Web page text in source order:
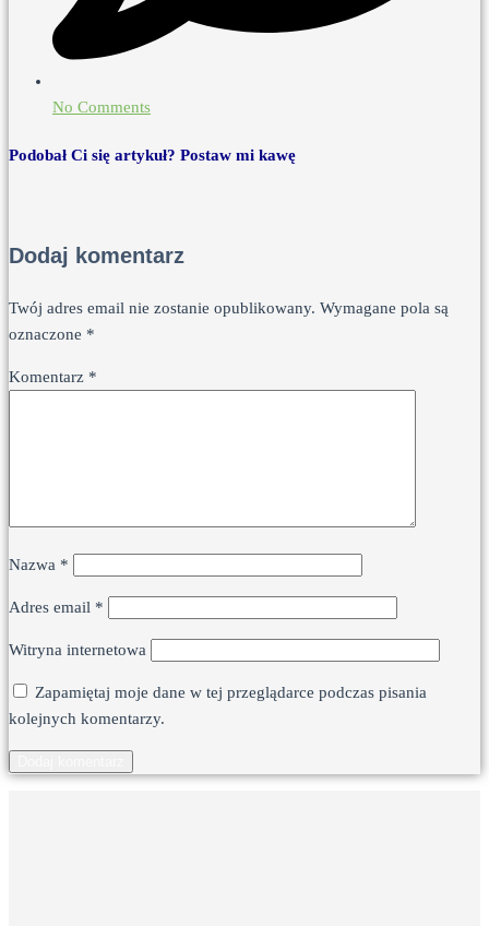
No Comments
Podobał Ci się artykuł? Postaw mi kawę
Dodaj komentarz
Twój adres email nie zostanie opublikowany. Wymagane pola są
oznaczone *
Komentarz *
Nazwa *
Adres email *
Witryna internetowa
Zapamiętaj moje dane w tej przeglądarce podczas pisania
kolejnych komentarzy.